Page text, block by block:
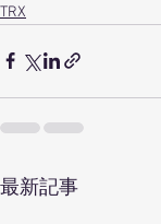
TRX
最新記事